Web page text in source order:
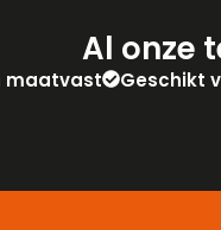
Al onze
maatvast Geschikt